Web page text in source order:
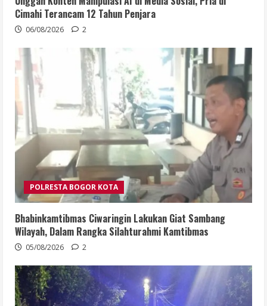
Cimahi Terancam 12 Tahun Penjara
06/08/2026 2
POLRESTA BOGOR KOTA
Bhabinkamtibmas Ciwaringin Lakukan Giat Sambang
Wilayah, Dalam Rangka Silahturahmi Kamtibmas
05/08/2026 2